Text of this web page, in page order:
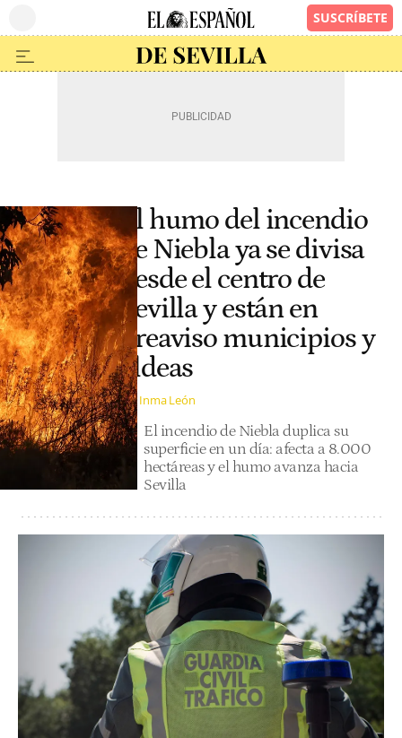
El humo del incendio
de Niebla ya se divisa
desde el centro de
Sevilla y están en
preaviso municipios y
aldeas
Inma León
El incendio de Niebla duplica su
superficie en un día: afecta a 8.000
hectáreas y el humo avanza hacia
Sevilla